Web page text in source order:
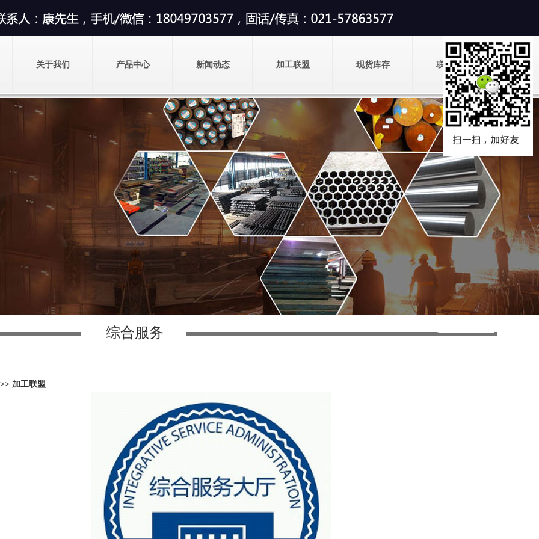
关于我们 产品中心 新闻动态 加工联盟 现货库存 联系我们
综合服务
>> 加工联盟